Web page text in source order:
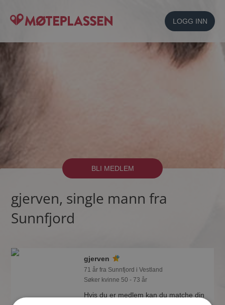
LOGG INN
BLI MEDLEM
gjerven, single mann fra
Sunnfjord
gjerven
71 år fra Sunnfjord i Vestland
Søker kvinne 50 - 73 år
Hvis du er medlem kan du matche din